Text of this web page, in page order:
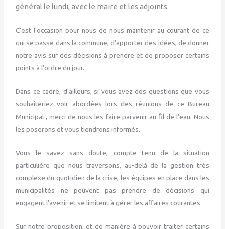
général le lundi, avec le maire et les adjoints.
C’est l’occasion pour nous de nous maintenir au courant de ce
qui se passe dans la commune, d’apporter des idées, de donner
notre avis sur des décisions à prendre et de proposer certains
points à l’ordre du jour.
Dans ce cadre, d’ailleurs, si vous avez des questions que vous
souhaiteriez voir abordées lors des réunions de ce Bureau
Municipal , merci de nous les faire parvenir au fil de l’eau. Nous
les poserons et vous tiendrons informés.
Vous le savez sans doute, compte tenu de la situation
particulière que nous traversons, au-delà de la gestion très
complexe du quotidien de la crise, les équipes en place dans les
municipalités ne peuvent pas prendre de décisions qui
engagent l’avenir et se limitent à gérer les affaires courantes.
Sur notre proposition, et de manière à pouvoir traiter certains